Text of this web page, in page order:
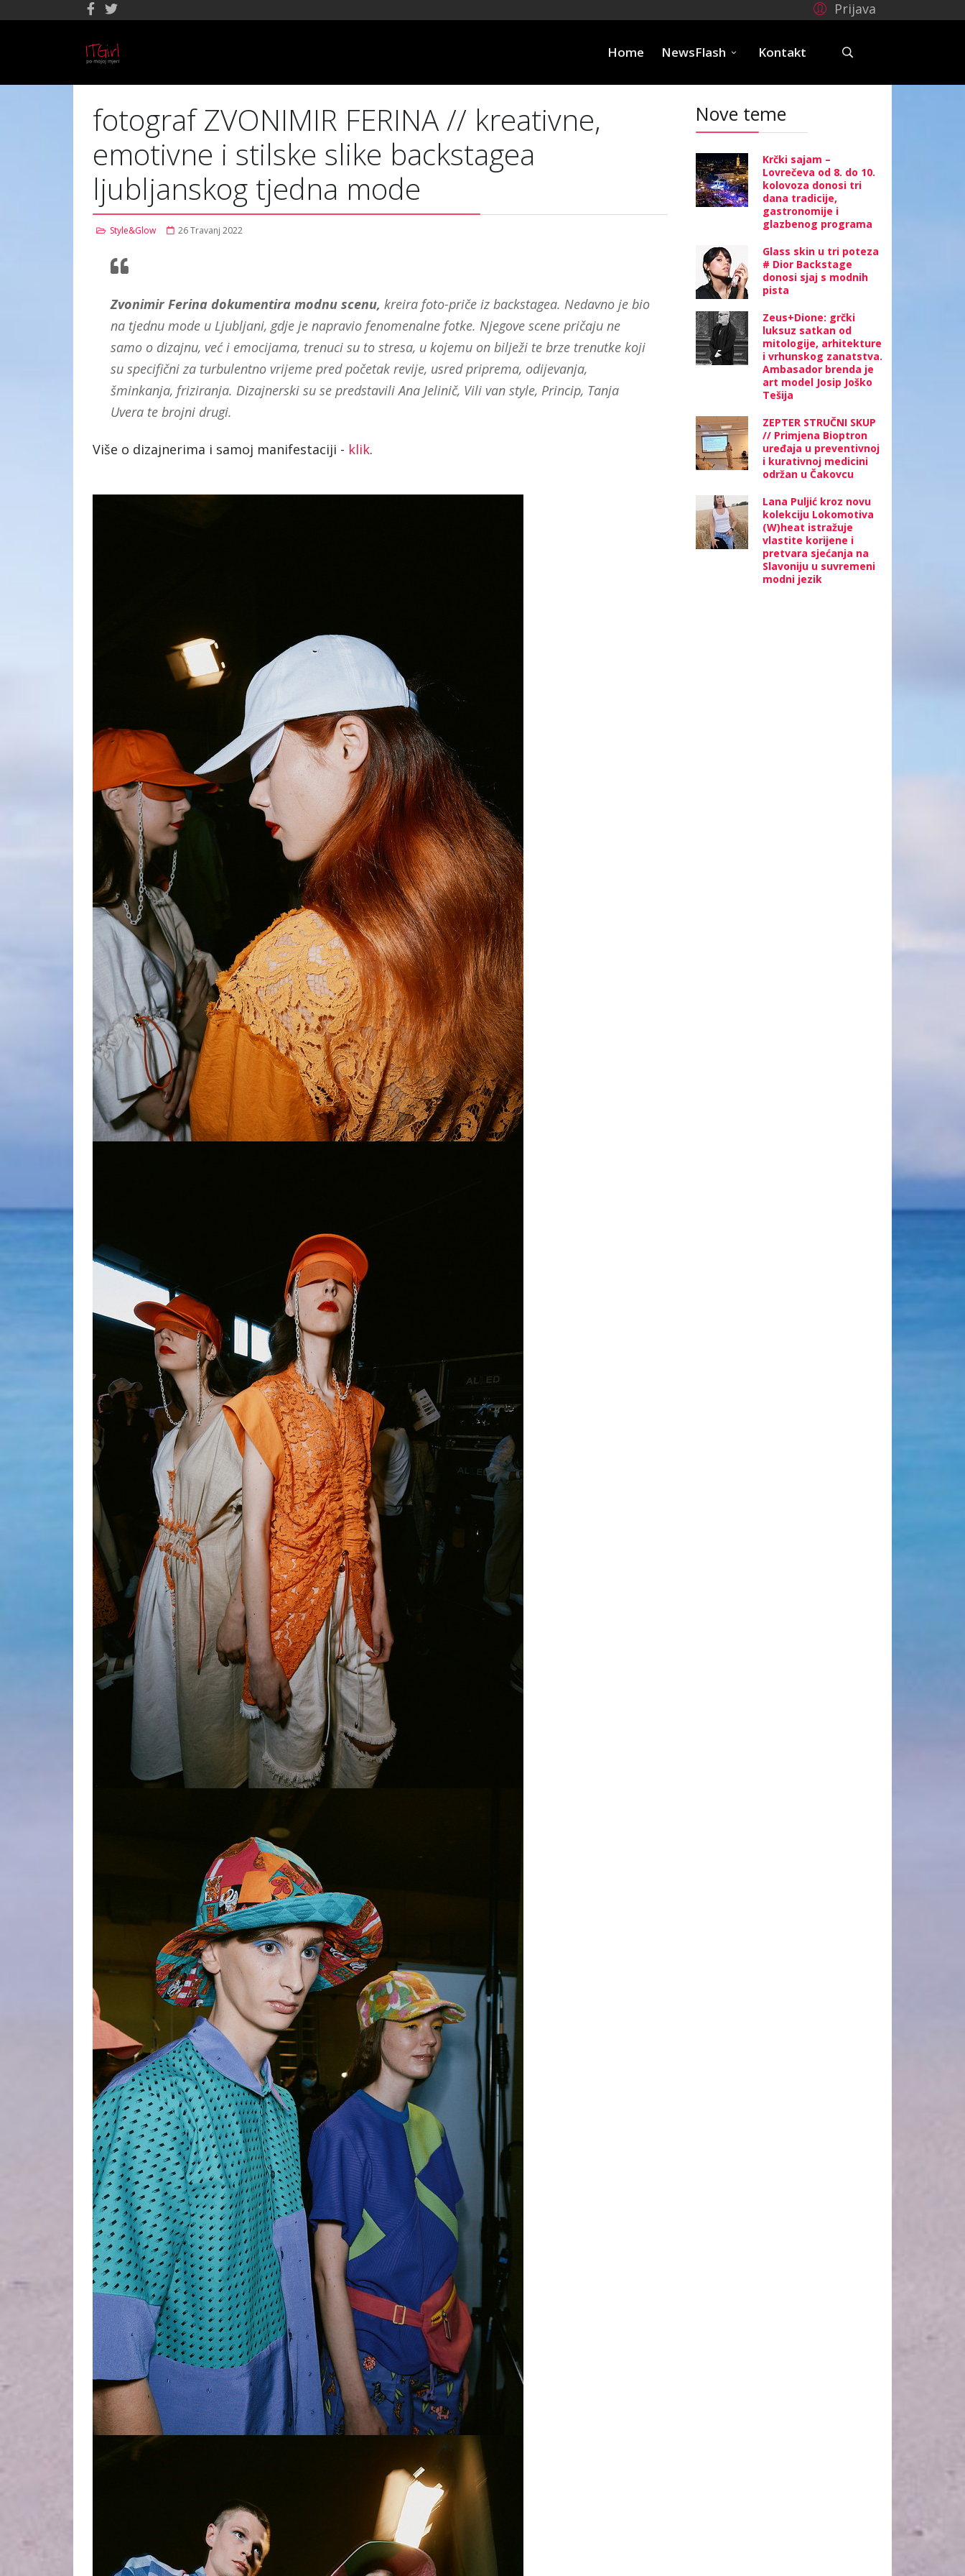
Prijava
Home NewsFlash Kontakt
fotograf ZVONIMIR FERINA // kreativne,
emotivne i stilske slike backstagea
ljubljanskog tjedna mode
Style&Glow 26 Travanj 2022
Zvonimir Ferina dokumentira modnu scenu, kreira foto-priče iz backstagea. Nedavno je bio
na tjednu mode u Ljubljani, gdje je napravio fenomenalne fotke. Njegove scene pričaju ne
samo o dizajnu, već i emocijama, trenuci su to stresa, u kojemu on bilježi te brze trenutke koji
su specifični za turbulentno vrijeme pred početak revije, usred priprema, odijevanja,
šminkanja, friziranja. Dizajnerski su se predstavili Ana Jelinič, Vili van style, Princip, Tanja
Uvera te brojni drugi.
Više o dizajnerima i samoj manifestaciji - klik.
Nove teme
Krčki sajam –
Lovrečeva od 8. do 10.
kolovoza donosi tri
dana tradicije,
gastronomije i
glazbenog programa
Glass skin u tri poteza
# Dior Backstage
donosi sjaj s modnih
pista
Zeus+Dione: grčki
luksuz satkan od
mitologije, arhitekture
i vrhunskog zanatstva.
Ambasador brenda je
art model Josip Joško
Tešija
ZEPTER STRUČNI SKUP
// Primjena Bioptron
uređaja u preventivnoj
i kurativnoj medicini
održan u Čakovcu
Lana Puljić kroz novu
kolekciju Lokomotiva
(W)heat istražuje
vlastite korijene i
pretvara sjećanja na
Slavoniju u suvremeni
modni jezik